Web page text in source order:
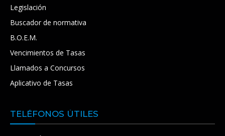
Legislación
Buscador de normativa
B.O.E.M.
Vencimientos de Tasas
Llamados a Concursos
Aplicativo de Tasas
TELÉFONOS ÚTILES